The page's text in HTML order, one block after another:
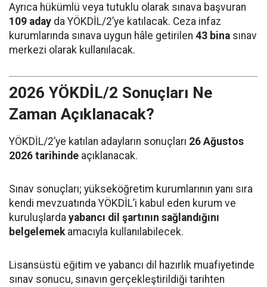
Ayrıca hükümlü veya tutuklu olarak sınava başvuran
109 aday da YÖKDİL/2’ye katılacak. Ceza infaz
kurumlarında sınava uygun hâle getirilen 43 bina sınav
merkezi olarak kullanılacak.
2026 YÖKDİL/2 Sonuçları Ne
Zaman Açıklanacak?
YÖKDİL/2’ye katılan adayların sonuçları 26 Ağustos
2026 tarihinde açıklanacak.
Sınav sonuçları; yükseköğretim kurumlarının yanı sıra
kendi mevzuatında YÖKDİL’i kabul eden kurum ve
kuruluşlarda yabancı dil şartının sağlandığını
belgelemekamacıyla kullanılabilecek.
Lisansüstü eğitim ve yabancı dil hazırlık muafiyetinde
sınav sonucu, sınavın gerçekleştirildiği tarihten